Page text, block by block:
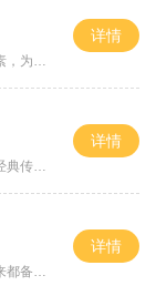
单职业冰雪版本传奇手游继承传奇经典元素，为玩家带来全新的游戏体验。本文将详细介绍这款手游的具体玩法。在单职业冰雪版本传奇手游中，玩家将扮演一位勇敢的冒险者，穿越于
详情
《全新传奇三职业复古微变手游》是一款经典传奇类手机游戏，游戏深受广大玩家的喜爱。它继承了经典传奇的精髓，并且融入了全新的元素，以给玩家带来更好的游戏体验。以下将详
详情
传奇手游作为游戏界的一颗明星，一直以来都备受玩家的喜爱。免费传奇手游发布网迎来了一波新开放服，为广大玩家们带来了一场全新的冒险之旅。在这个全新的游戏世界中，玩家们
详情